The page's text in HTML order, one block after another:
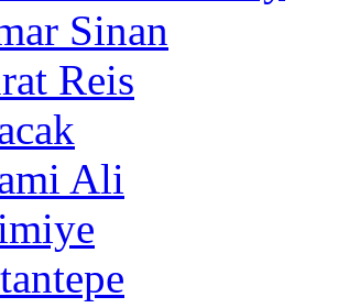
Sinan
Reis
Ali